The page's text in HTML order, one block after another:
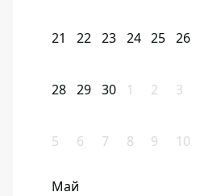
21 22 23 24 25 26
28 29 30 1 2 3
5 6 7 8 9 10
Май